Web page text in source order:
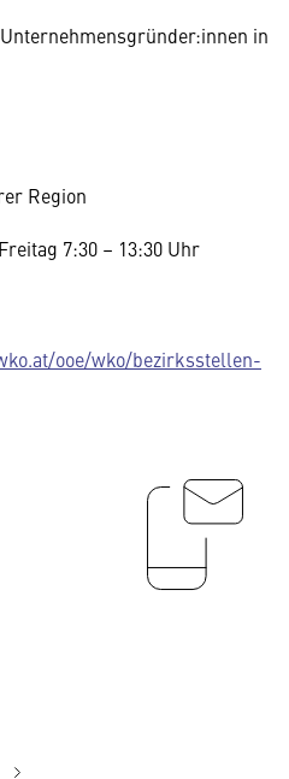
in
Region
7:30 – 13:30 Uhr
ooe/wko/bezirksstellen-